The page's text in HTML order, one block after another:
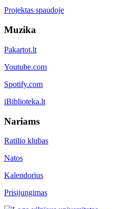
Projektas spaudoje
Muzika
Pakartot.lt
Youtube.com
Spotify.com
iBiblioteka.lt
Nariams
Ratilio klubas
Natos
Kalendorius
Prisijungimas